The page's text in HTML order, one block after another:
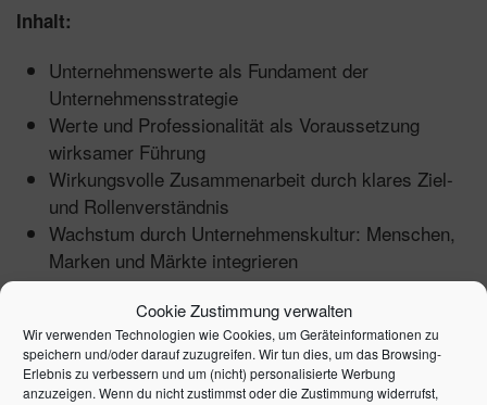
Cookie Zustimmung verwalten
Wir verwenden Technologien wie Cookies, um Geräteinformationen zu
speichern und/oder darauf zuzugreifen. Wir tun dies, um das Browsing-
Erlebnis zu verbessern und um (nicht) personalisierte Werbung
anzuzeigen. Wenn du nicht zustimmst oder die Zustimmung widerrufst,
Inhalt:
Unternehmenswerte als Fundament der
Unternehmensstrategie
Werte und Professionalität als Voraussetzung
wirksamer Führung
Wirkungsvolle Zusammenarbeit durch klares Ziel-
und Rollenverständnis
Wachstum durch Unternehmenskultur: Menschen,
Marken und Märkte integrieren
Anregungen und Leitfragen für eine interne Analyse
der Unternehmenskultur